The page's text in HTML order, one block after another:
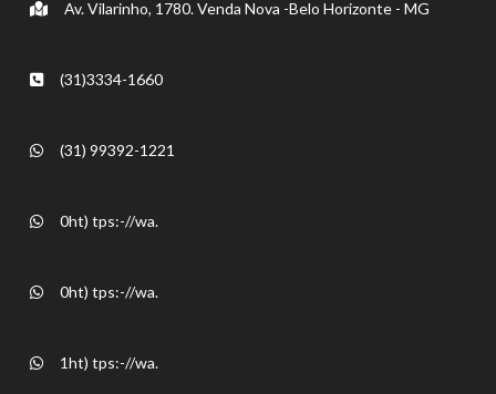
Av. Vilarinho, 1780. Venda Nova -Belo Horizonte - MG
(31)3334-1660
(31) 99392-1221
0ht) tps:-//wa.
0ht) tps:-//wa.
1ht) tps:-//wa.